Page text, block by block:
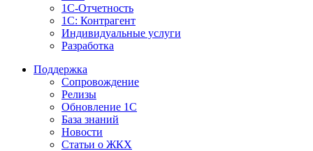
1С-Отчетность
1С: Контрагент
Индивидуальные услуги
Разработка
Поддержка
Сопровождение
Релизы
Обновление 1С
База знаний
Новости
Статьи о ЖКХ